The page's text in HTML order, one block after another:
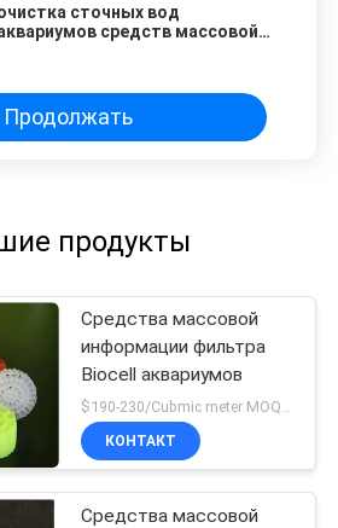
сточных вод
средств массовой
Продолжать
продукты
Средства массовой
информации фильтра
Biocell аквариумов
$190-230/Cubmic meter MOQ:1CubmicMeter
КОНТАКТ
Средства массовой